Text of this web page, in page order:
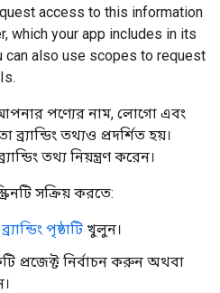
access to this information
which your app includes in its
can also use scopes to request
আপনার পণ্যের নাম, লোগো এবং
তথ্যও প্রদর্শিত হয়।
তথ্য নিয়ন্ত্রণ করেন।
সক্রিয় করতে:
ব্র্যান্ডিং পৃষ্ঠাটি খুলুন।
প্রজেক্ট নির্বাচন করুন অথবা